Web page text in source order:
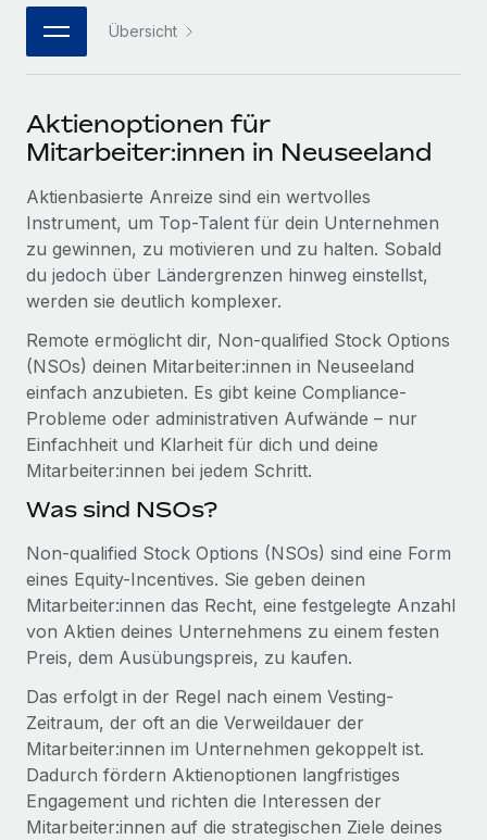
MCP
Integrationen
Tools
DIENSTLEISTUNGEN
Frag unsere Expert:innen
Hilfe von Expert:innen für globale HR & Compliance
Background-Checks
Einfacheres Bewerber:innen-Screening
Compliance Watchtower
Lückenlose Compliance
Geräteverwaltung
Globale Bereitstellung und Verfolgung von IT-
Geräten
Gründung von Niederlassungen
Schnelle, rechtssichere Gründung von
Niederlassungen
Mobilität und Relocation
Benefits
Mühelose Verwaltung von Benefits
PARTNER WERDEN
Flexible Einbettung von Global-HR-Funktionen in deine
Partner werden
Remote Build
Beratung zu Integrationen und KI-Automatisierung
FALLSTUDIEN
So hat der KI-Vorreiter Weaviate sein Team mit
Remote um 120 % vergrößert
Weaviate auf einen Blick Weaviate entwickelt KI-basierte
Open-Source-Infrastrukturen. Das...
Strategische Partnerschaft zwischen
Reverse Tech und Remote für Contractor
Management und Payroll
Reverse Tech auf einen Blick Das Gesundheits- und
Wellness-Startup Reverse Tech hat das globale...
Mehr erfahren
Bibliothek für Stellenbeschreibungen
Webinare
Events
Newsroom
Informationen zu Gehältern und Qualifikationen
Insights Center
Hol dir Unterstützung
Alle Ressourcen anzeigen
BLOG
Globale Payroll
Steuern
Den Blog erkunden
BLOG
Neues zu Remote-Produkten: Integration mit
Gusto und Zero und Contractor Management
Auch im neuen Jahr wollen wir bei Remote Unternehmen
한국어 Übersicht
Aktienoptionen für
Mitarbeiter:innen in Neuseeland
Aktienbasierte Anreize sind ein wertvolles
Instrument, um Top-Talent für dein Unternehmen
zu gewinnen, zu motivieren und zu halten. Sobald
du jedoch über Ländergrenzen hinweg einstellst,
werden sie deutlich komplexer.
Remote ermöglicht dir, Non-qualified Stock Options
(NSOs) deinen Mitarbeiter:innen in Neuseeland
einfach anzubieten. Es gibt keine Compliance-
Probleme oder administrativen Aufwände – nur
Einfachheit und Klarheit für dich und deine
Mitarbeiter:innen bei jedem Schritt.
Was sind NSOs?
Non-qualified Stock Options (NSOs) sind eine Form
eines Equity-Incentives. Sie geben deinen
Mitarbeiter:innen das Recht, eine festgelegte Anzahl
von Aktien deines Unternehmens zu einem festen
Preis, dem Ausübungspreis, zu kaufen.
Das erfolgt in der Regel nach einem Vesting-
Zeitraum, der oft an die Verweildauer der
Mitarbeiter:innen im Unternehmen gekoppelt ist.
Dadurch fördern Aktienoptionen langfristiges
Engagement und richten die Interessen der
Mitarbeiter:innen auf die strategischen Ziele deines